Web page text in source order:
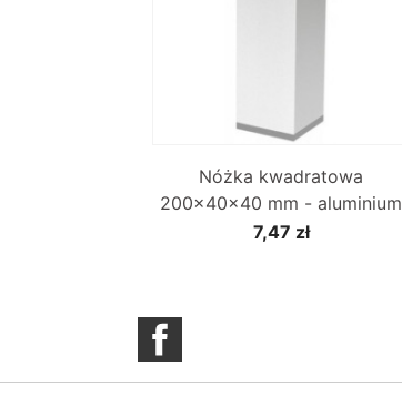
Nóżka kwadratowa
200x40x40 mm - aluminium
7,47 zł